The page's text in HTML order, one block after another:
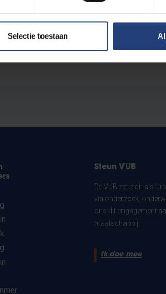
Selectie toestaan
Steun VUB
De VUB zet zich als
via onderzoek,
ons dit engagement
maatschappij.
Ik doe mee